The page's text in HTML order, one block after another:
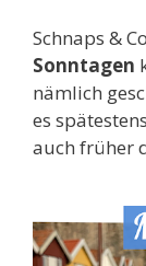
Schnaps &
Sonntagen
nämlich
es
auch früher